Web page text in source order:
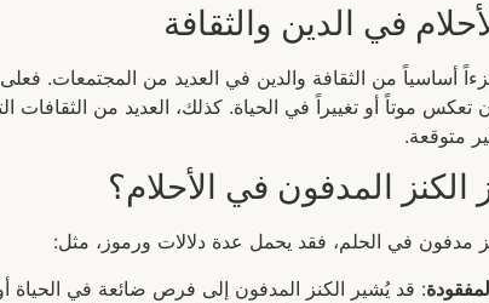
في الدين والثقافة
أساسياً من الثقافة والدين في العديد من المجتمعات.
تعكس موتاً أو تغييراً في الحياة. كذلك، العديد من
متوقعة.
الكنز المدفون في الأحلام؟
مدفون في الحلم، فقد يحمل عدة دلالات ورموز، مثل:
: قد يُشير الكنز المدفون إلى فرص ضائعة في الحياة